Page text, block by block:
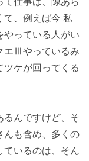
て、例えば今 私
っている人がい
エⅢやっているみ
ツケが回ってくる
るんですけど、そ
んも含め、多くの
ているのは、そん